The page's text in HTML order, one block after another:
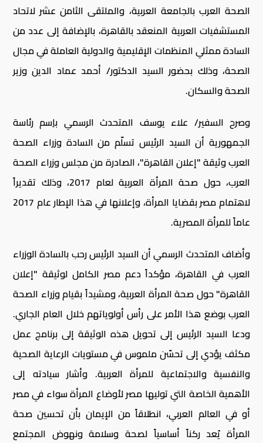
الصحة العرب بالجامعة العربية، والملتقى الثامن عشر لاتحاد
المستشفيات العربية المنعقد بالقاهرة، بالإضافة إلى عدد من
السادة ممثلي المنظمات الإقليمية والدولية العاملة في مجال
الصحة، وذلك بحضور السيد الدكتور/ أحمد عماد الدين وزير
الصحة والسكان.
وصرح السفير/ علاء يوسف المتحدث الرسمي باِسم رئاسة
الجمهورية أن السيد الرئيس تسلّم من السادة وزراء الصحة
العرب وثيقة "إعلان القاهرة"، الصادرة من مجلس وزراء الصحة
العرب، حول صحة المرأة العربية لعام 2017، وذلك تقديراً
لاهتمام مصر بقضايا المرأة، وإعلانها في هذا الإطار عام 2017
عاماً للمرأة المصرية.
وأضاف المتحدث الرسمي أن السيد الرئيس رحب بالسادة الوزراء
العرب في القاهرة، مؤكداً دعم مصر الكامل لوثيقة "إعلان
القاهرة" حول صحة المرأة العربية، ومشيداً بقيام وزراء الصحة
العرب بوضع هذا الأمر على رأس أولوياتهم خلال العام الجاري.
ودعا السيد الرئيس إلى تحويل هذه الوثيقة إلى برنامج عمل
مكثف يؤدي إلى تحسّن ملموس في مستويات الرعاية الصحية
والنفسية والاجتماعية للمرأة العربية. وأشار سيادته إلى
الأهمية الخاصة التي توليها مصر لأوضاع المرأة سواء في مصر
أو في العالم العربي، انطلاقاً من الإيمان بأن تحسين صحة
المرأة يُعد ركناً أساسياً لصحة وسلامة ونهوض المجتمع